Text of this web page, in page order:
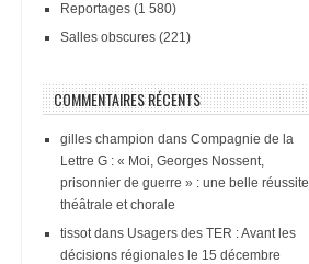
Reportages (1 580)
Salles obscures (221)
COMMENTAIRES RÉCENTS
gilles champion dans Compagnie de la
Lettre G : « Moi, Georges Nossent,
prisonnier de guerre » : une belle réussite
théâtrale et chorale
tissotdans Usagers des TER : Avant les
décisions régionales le 15 décembre